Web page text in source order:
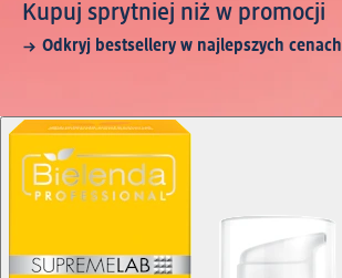
Kupuj sprytniej niż w promocji
Odkryj bestsellery w najlepszych cenach